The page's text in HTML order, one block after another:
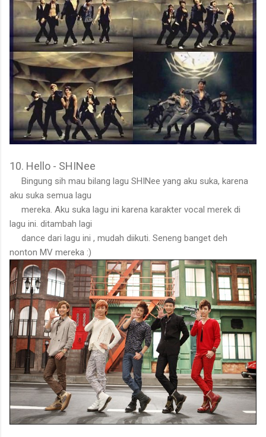
10. Hello - SHINee
Bingung sih mau bilang lagu SHINee yang aku suka, karena
aku suka semua lagu
mereka. Aku suka lagu ini karena karakter vocal merek di
lagu ini. ditambah lagi
dance dari lagu ini , mudah diikuti. Seneng banget deh
nonton MV mereka :)